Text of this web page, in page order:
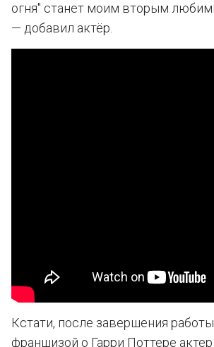
огня" станет моим вторым
— добавил актёр.
Кстати, после завершения
франшизой о Гарри Поттере